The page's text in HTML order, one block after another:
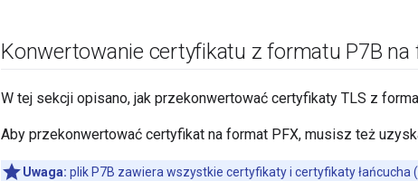
Konwertowanie certyfikatu z formatu P7B na
W tej sekcji opisano, jak przekonwertować certyfikaty TLS z
Aby przekonwertować certyfikat na format PFX, musisz też
Uwaga: plik P7B zawiera wszystkie certyfikaty i certyfikaty łańcucha